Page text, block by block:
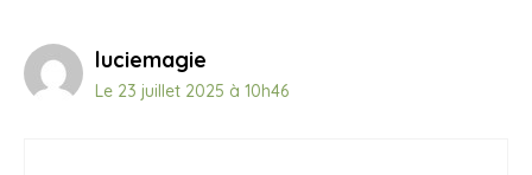
luciemagie
Le 23 juillet 2025 à 10h46